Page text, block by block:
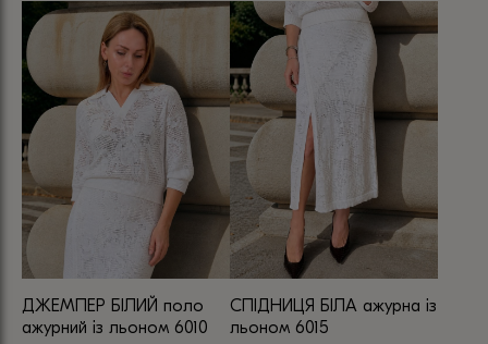
ДЖЕМПЕР БІЛИЙ поло
ажурний із льоном 6010
СПІДНИЦЯ БІЛА ажурна із
льоном 6015